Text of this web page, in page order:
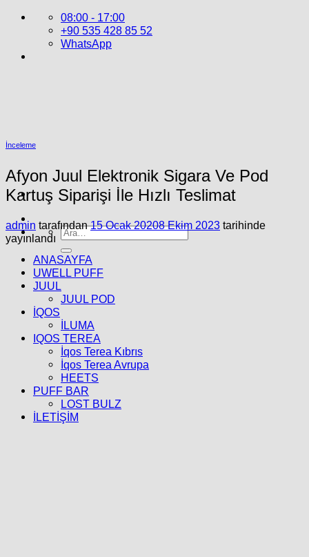
İçeriğe
08:00 - 17:00
+90 535 428 85 52
WhatsApp
Ara:
ANASAYFA
UWELL PUFF
JUUL
JUUL POD
İQOS
İLUMA
IQOS TEREA
İqos Terea Kıbrıs
İqos Terea Avrupa
HEETS
PUFF BAR
LOST BULZ
İLETİŞİM
İnceleme
Afyon Juul Elektronik Sigara Ve Pod
Kartuş Siparişi İle Hızlı Teslimat
admin tarafından 15 Ocak 20208 Ekim 2023 tarihinde
yayınlandı